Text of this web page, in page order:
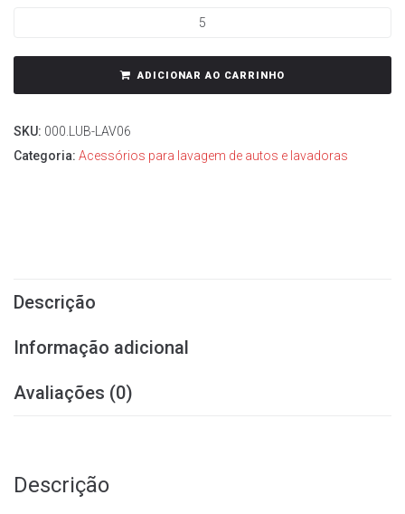
ADICIONAR AO CARRINHO
SKU: 000.LUB-LAV06
Categoria: Acessórios para lavagem de autos e lavadoras
Descrição
Informação adicional
Avaliações (0)
Descrição